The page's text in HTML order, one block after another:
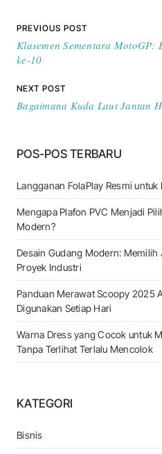
Navigasi pos
PREVIOUS POST
Klasemen Sementara
ke-10
NEXT POST
Bagaimana Kuda Laut Jantan
POS-POS TERBARU
Langganan FolaPlay Resmi
Mengapa Plafon PVC Menjadi
Modern?
Desain Gudang Modern: Memilih
Proyek Industri
Panduan Merawat Scoopy 2025
Digunakan Setiap Hari
Warna Dress yang Cocok untuk
Tanpa Terlihat Terlalu Mencolok
KATEGORI
Bisnis